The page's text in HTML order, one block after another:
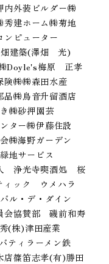
内外装 ビルダー㈱
秀建ホーム㈱菊地
ンピューター
建築(澤畑 光)
Doyle's梅原 正孝
険㈱㈱森田水産
品㈱鳥音升留酒店
㈱砂押園芸
ター㈱伊藤住設
㈱海野ガーデン
地サービス
浄光寺喫酒処 桜
ィック ウメハラ
バル・デ・ダイン
会協賛部 磯前和寿
(株)津田産業
ティ ラーメン鉄
店篠笛志孝(有)勝田